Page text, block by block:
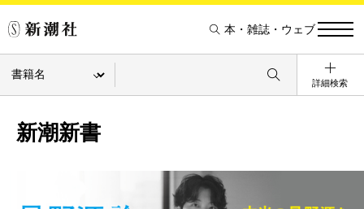
本・雑誌・ウェブ
詳細検索
新潮新書